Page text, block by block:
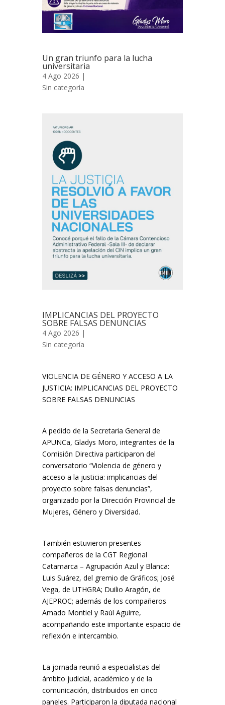
Un gran triunfo para la lucha
universitaria
4 Ago 2026 |
Sin categoría
IMPLICANCIAS DEL PROYECTO
SOBRE FALSAS DENUNCIAS
4 Ago 2026 |
Sin categoría
VIOLENCIA DE GÉNERO Y ACCESO A LA
JUSTICIA: IMPLICANCIAS DEL PROYECTO
SOBRE FALSAS DENUNCIAS
A pedido de la Secretaria General de
APUNCa, Gladys Moro, integrantes de la
Comisión Directiva participaron del
conversatorio “Violencia de género y
acceso a la justicia: implicancias del
proyecto sobre falsas denuncias”,
organizado por la Dirección Provincial de
Mujeres, Género y Diversidad.
También estuvieron presentes
compañeros de la CGT Regional
Catamarca – Agrupación Azul y Blanca:
Luis Suárez, del gremio de Gráficos; José
Vega, de UTHGRA; Duilio Aragón, de
AJEPROC; además de los compañeros
Amado Montiel y Raúl Aguirre,
acompañando este importante espacio de
reflexión e intercambio.
La jornada reunió a especialistas del
ámbito judicial, académico y de la
comunicación, distribuidos en cinco
paneles. Participaron la diputada nacional